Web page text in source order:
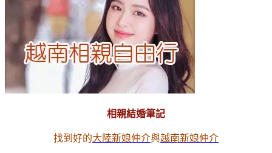
相親結婚筆記
找到好的大陸新娘仲介與越南新娘仲介